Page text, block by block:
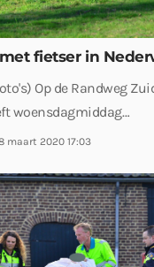
fietser in
Op de Randweg
woensdagmiddag…
maart 2020 17:03